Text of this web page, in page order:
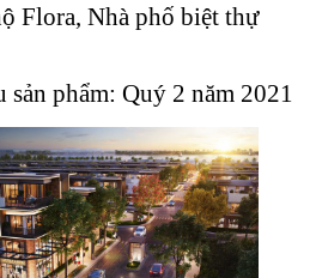
Flora, Nhà phố biệt thự
phẩm: Quý 2 năm 2021